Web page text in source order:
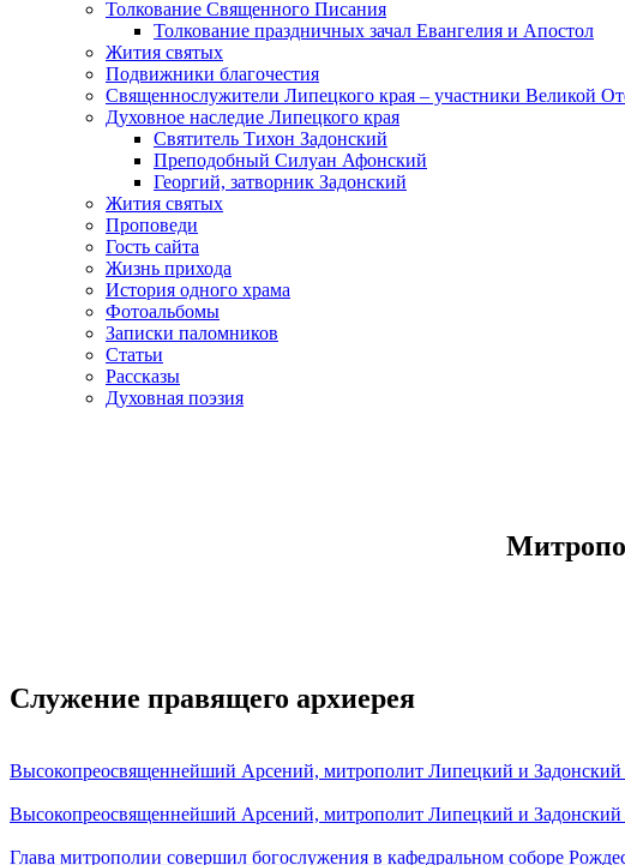
Толкование Священного Писания
Толкование праздничных зачал Евангелия и Апостол
Жития святых
Подвижники благочестия
Священнослужители Липецкого края – участники Великой
Духовное наследие Липецкого края
Святитель Тихон Задонский
Преподобный Силуан Афонский
Георгий, затворник Задонский
Жития святых
Проповеди
Гость сайта
Жизнь прихода
История одного храма
Фотоальбомы
Записки паломников
Статьи
Рассказы
Духовная поэзия
Служение правящего архиерея
Высокопреосвященнейший Арсений, митрополит Липецкий и Задонский
Высокопреосвященнейший Арсений, митрополит Липецкий и
Глава митрополии совершил богослужения в кафедральном соборе